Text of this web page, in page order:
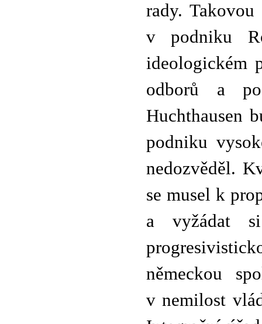
rady.
v podniku
ideologickém
odborů a
Huchthausen
podniku
nedozvěděl.
se musel k
a vyžádat si
německou
v nemilost